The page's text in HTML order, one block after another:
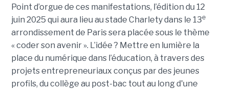
Point d’orgue de ces manifestations, l’édition du 12
juin 2025 qui aura lieu au stade Charlety dans le 13e
arrondissement de Paris sera placée sous le thème
« coder son avenir ». L’idée ? Mettre en lumière la
place du numérique dans l’éducation, à travers des
projets entrepreneuriaux conçus par des jeunes
profils, du collège au post-bac tout au long d'une